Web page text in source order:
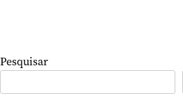
Pesquisar